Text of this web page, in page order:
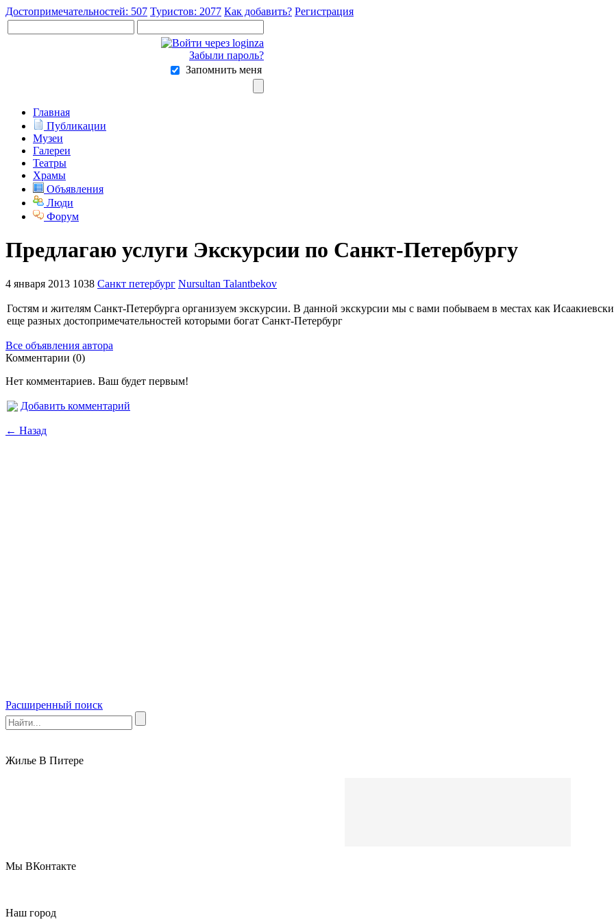
Достопримечательностей: 507 Туристов: 2077 Как добавить? Регистрация
Забыли пароль?
Запомнить меня
Главная
Публикации
Музеи
Галереи
Театры
Храмы
Объявления
Люди
Форум
Предлагаю услуги Экскурсии по Санкт-Петербургу
4 января 2013 1038 Санкт петербург Nursultan Talantbekov
Гостям и жителям Санкт-Петербурга организуем экскурсии. В данной экскурсии мы с вами побываем в местах как
еще разных достопримечательностей которыми богат Санкт-Петербург
Все объявления автора
Комментарии (0)
Нет комментариев. Ваш будет первым!
Добавить комментарий
← Назад
Расширенный поиск
Жилье В Питере
Мы ВКонтакте
Наш город